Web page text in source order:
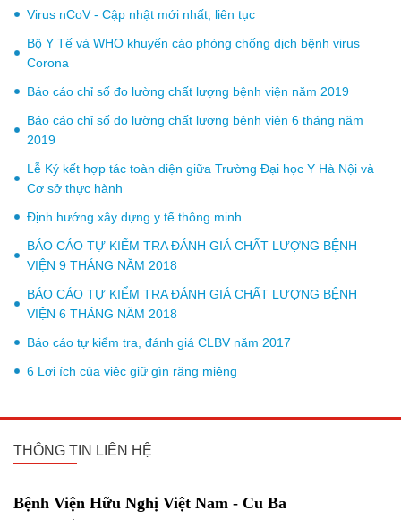
Virus nCoV - Cập nhật mới nhất, liên tục
Bộ Y Tế và WHO khuyến cáo phòng chống dịch bệnh virus
Corona
Báo cáo chỉ số đo lường chất lượng bệnh viện năm 2019
Báo cáo chỉ số đo lường chất lượng bệnh viện 6 tháng năm
2019
Lễ Ký kết hợp tác toàn diện giữa Trường Đại học Y Hà Nội và
Cơ sở thực hành
Định hướng xây dựng y tế thông minh
BÁO CÁO TỰ KIỂM TRA ĐÁNH GIÁ CHẤT LƯỢNG BỆNH
VIỆN 9 THÁNG NĂM 2018
BÁO CÁO TỰ KIỂM TRA ĐÁNH GIÁ CHẤT LƯỢNG BỆNH
VIỆN 6 THÁNG NĂM 2018
Báo cáo tự kiểm tra, đánh giá CLBV năm 2017
6 Lợi ích của việc giữ gìn răng miệng
THÔNG TIN LIÊN HỆ
Bệnh Viện Hữu Nghị Việt Nam - Cu Ba